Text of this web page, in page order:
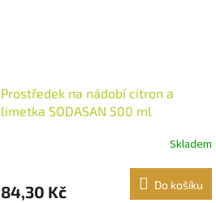
Prostředek na nádobí citron a
limetka SODASAN 500 ml
Skladem
84,30 Kč Do košíku